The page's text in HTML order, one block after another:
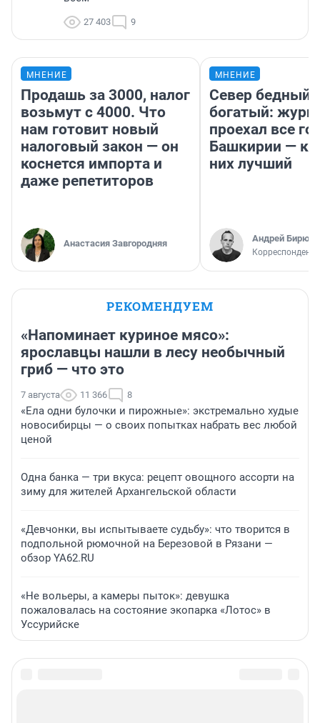
27 403 9
МНЕНИЕ
Продашь за 3000, налог
возьмут с 4000. Что
нам готовит новый
налоговый закон — он
коснется импорта и
даже репетиторов
Анастасия Завгородняя
МНЕНИЕ
Север бедный,
богатый:
проехал все
Башкирии —
них лучший
Андрей
Корреспондент
РЕКОМЕНДУЕМ
«Напоминает куриное мясо»:
ярославцы нашли в лесу необычный
гриб — что это
7 августа 11 366 8
«Ела одни булочки и пирожные»: экстремально худые
новосибирцы — о своих попытках набрать вес любой
ценой
Одна банка — три вкуса: рецепт овощного ассорти на
зиму для жителей Архангельской области
«Девчонки, вы испытываете судьбу»: что творится в
подпольной рюмочной на Березовой в Рязани —
обзор YA62.RU
«Не вольеры, а камеры пыток»: девушка
пожаловалась на состояние экопарка «Лотос» в
Уссурийске